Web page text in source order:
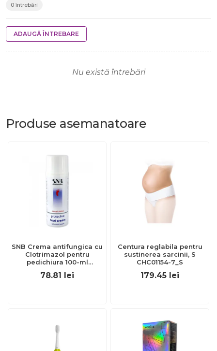
0 întrebări
ADAUGĂ ÎNTREBARE
Nu există întrebări
Produse asemanatoare
SNB Crema antifungica cu
Clotrimazol pentru
pedichiura 100-ml
EXL359_918
78.81 lei
Centura reglabila pentru
sustinerea sarcinii, S
CHC01154-7_S
179.45 lei